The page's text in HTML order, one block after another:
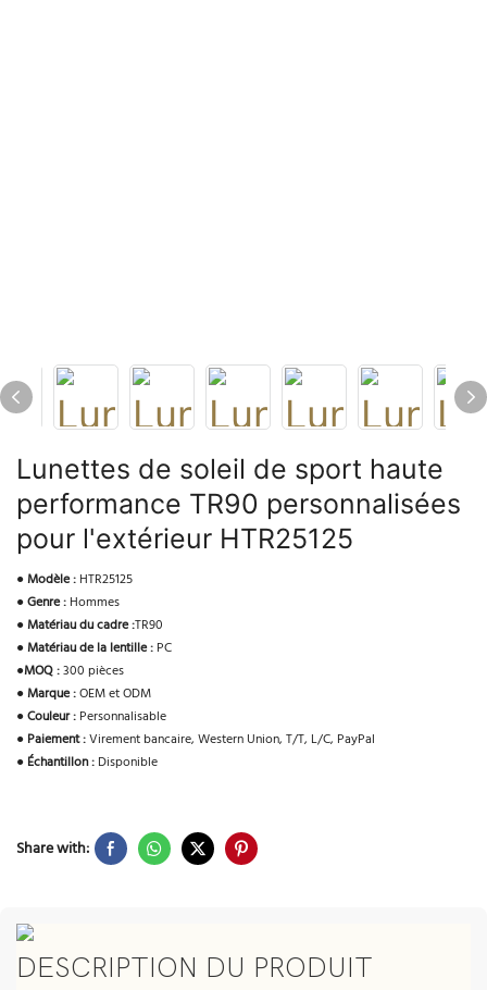
Lunettes de soleil de sport haute
performance TR90 personnalisées
pour l'extérieur HTR25125
●Modèle : HTR25125
●Genre : Hommes
●Matériau du cadre :TR90
●Matériau de la lentille : PC
●MOQ :300 pièces
●Marque :OEM et ODM
●Couleur : Personnalisable
● Paiement :Virement bancaire, Western Union, T/T, L/C, PayPal
● Échantillon : Disponible
Share with:
DESCRIPTION DU PRODUIT